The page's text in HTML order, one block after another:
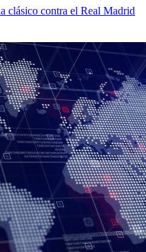
clásico contra el Real Madrid